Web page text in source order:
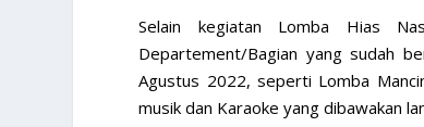
Selain kegiatan Lomba Hias
Departement/Bagian yang sudah
Agustus 2022, seperti Lomba
musik dan Karaoke yang dibawakan